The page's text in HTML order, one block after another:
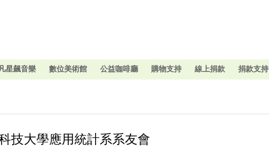
星飆音樂 數位美術館 公益咖啡廳 購物支持 線上捐款 捐款支持
技大學應用統計系系友會